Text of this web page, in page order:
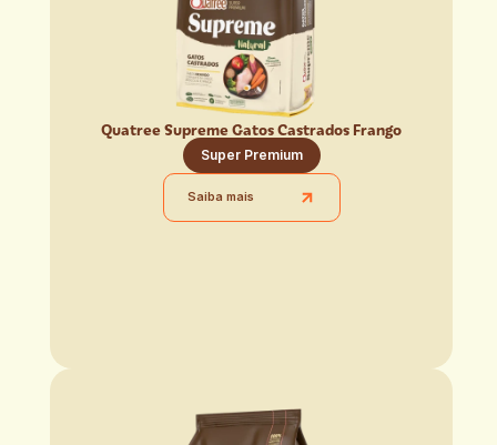
Quatree Supreme Gatos Castrados Frango
Super Premium
Saiba mais